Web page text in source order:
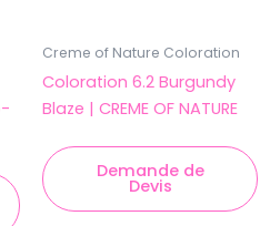
Creme of Nature Coloration
Coloration 6.2 Burgundy
Blaze | CREME OF NATURE
Demande de
Devis